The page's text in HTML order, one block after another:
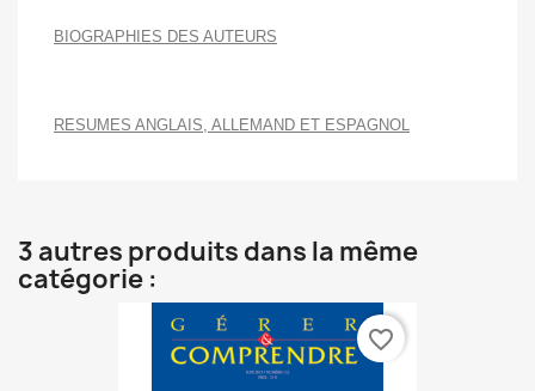
BIOGRAPHIES DES AUTEURS
RESUMES ANGLAIS, ALLEMAND ET ESPAGNOL
3 autres produits dans la même
catégorie :
favorite_border